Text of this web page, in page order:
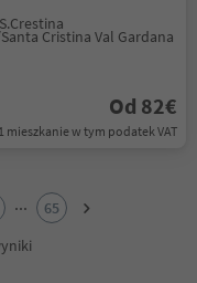
Cristina Val Gardana
Od 82€
mieszkanie w tym podatek VAT
...
65